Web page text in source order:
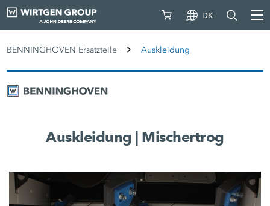
DK
BENNINGHOVEN Ersatzteile Auskleidung
Auskleidung | Mischertrog